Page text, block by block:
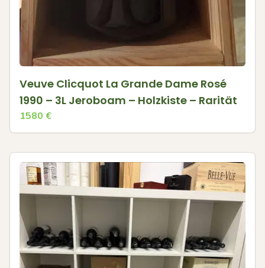
Veuve Clicquot La Grande Dame Rosé
1990 – 3L Jeroboam – Holzkiste – Rarität
1580 €